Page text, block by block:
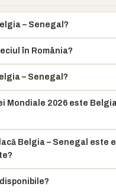
– Senegal?
în România?
– Senegal?
Mondiale 2026 este
Belgia – Senegal este